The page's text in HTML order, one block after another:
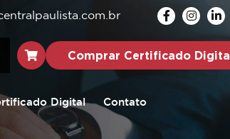
Comprar Certificado Digital
Digital Contato